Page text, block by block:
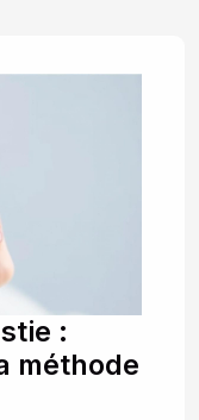
:
méthode